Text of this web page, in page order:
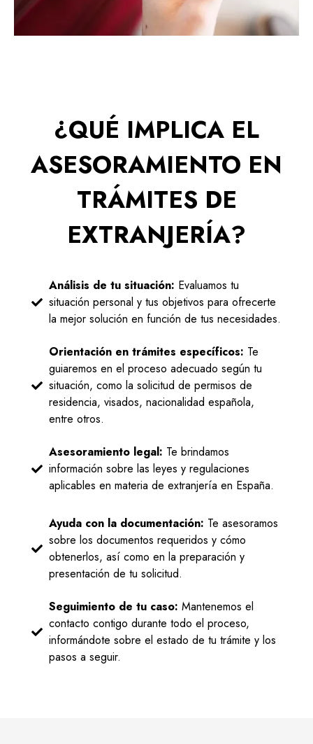
¿QUÉ IMPLICA EL
ASESORAMIENTO EN
TRÁMITES DE
EXTRANJERÍA?
Análisis de tu situación: Evaluamos tu
situación personal y tus objetivos para ofrecerte
la mejor solución en función de tus necesidades.
Orientación en trámites específicos: Te
guiaremos en el proceso adecuado según tu
situación, como la solicitud de permisos de
residencia, visados, nacionalidad española,
entre otros.
Asesoramiento legal: Te brindamos
información sobre las leyes y regulaciones
aplicables en materia de extranjería en España.
Ayuda con la documentación: Te asesoramos
sobre los documentos requeridos y cómo
obtenerlos, así como en la preparación y
presentación de tu solicitud.
Seguimiento de tu caso: Mantenemos el
contacto contigo durante todo el proceso,
informándote sobre el estado de tu trámite y los
pasos a seguir.